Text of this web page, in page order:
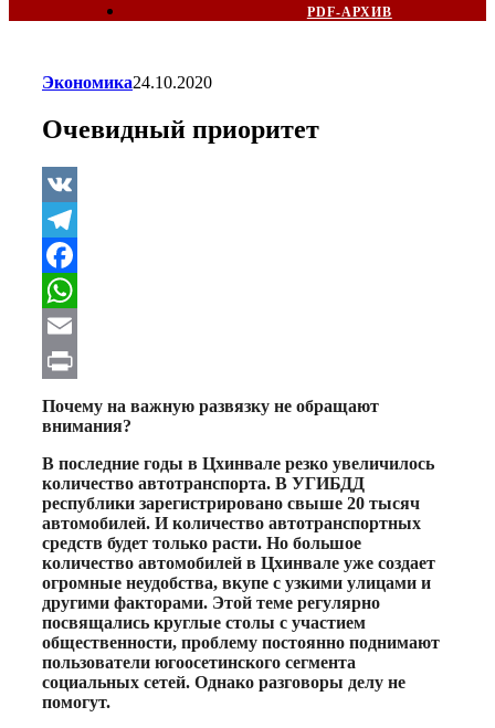
PDF-АРХИВ
Экономика24.10.2020
Очевидный приоритет
VK
Telegram
Facebook
WhatsApp
Email
Print
Почему на важную развязку не обращают
внимания?
В последние годы в Цхинвале резко увеличилось
количество автотранспорта. В УГИБДД
республики зарегистрировано свыше 20 тысяч
автомобилей. И количество автотранспортных
средств будет только расти. Но большое
количество автомобилей в Цхинвале уже создает
огромные неудобства, вкупе с узкими улицами и
другими факторами. Этой теме регулярно
посвящались круглые столы с участием
общественности, проблему постоянно поднимают
пользователи югоосетинского сегмента
социальных сетей. Однако разговоры делу не
помогут.